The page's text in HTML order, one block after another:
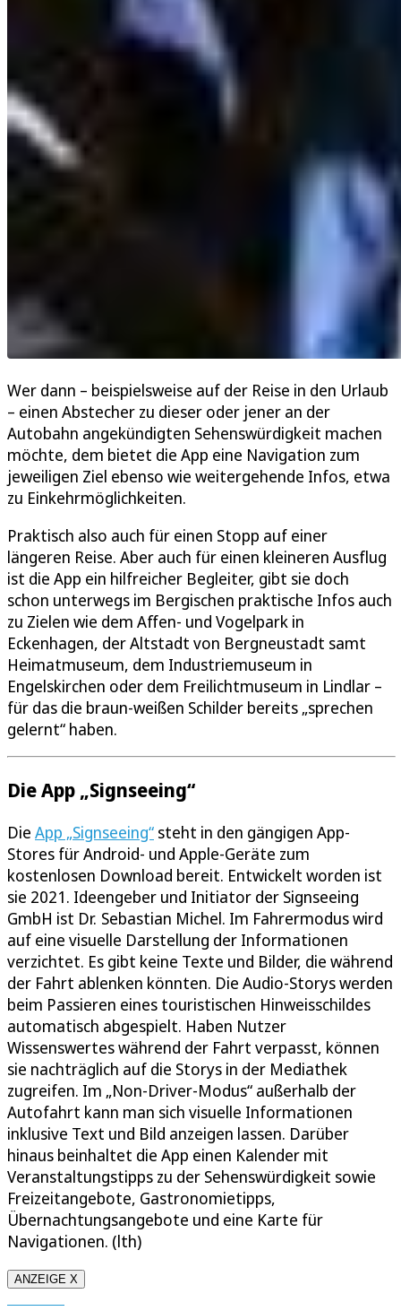
Wer dann – beispielsweise auf der Reise in den Urlaub
– einen Abstecher zu dieser oder jener an der
Autobahn angekündigten Sehenswürdigkeit machen
möchte, dem bietet die App eine Navigation zum
jeweiligen Ziel ebenso wie weitergehende Infos, etwa
zu Einkehrmöglichkeiten.
Praktisch also auch für einen Stopp auf einer
längeren Reise. Aber auch für einen kleineren Ausflug
ist die App ein hilfreicher Begleiter, gibt sie doch
schon unterwegs im Bergischen praktische Infos auch
zu Zielen wie dem Affen- und Vogelpark in
Eckenhagen, der Altstadt von Bergneustadt samt
Heimatmuseum, dem Industriemuseum in
Engelskirchen oder dem Freilichtmuseum in Lindlar –
für das die braun-weißen Schilder bereits „sprechen
gelernt“ haben.
Die App „Signseeing“
Die App „Signseeing“ steht in den gängigen App-
Stores für Android- und Apple-Geräte zum
kostenlosen Download bereit. Entwickelt worden ist
sie 2021. Ideengeber und Initiator der Signseeing
GmbH ist Dr. Sebastian Michel. Im Fahrermodus wird
auf eine visuelle Darstellung der Informationen
verzichtet. Es gibt keine Texte und Bilder, die während
der Fahrt ablenken könnten. Die Audio-Storys werden
beim Passieren eines touristischen Hinweisschildes
automatisch abgespielt. Haben Nutzer
Wissenswertes während der Fahrt verpasst, können
sie nachträglich auf die Storys in der Mediathek
zugreifen. Im „Non-Driver-Modus“ außerhalb der
Autofahrt kann man sich visuelle Informationen
inklusive Text und Bild anzeigen lassen. Darüber
hinaus beinhaltet die App einen Kalender mit
Veranstaltungstipps zu der Sehenswürdigkeit sowie
Freizeitangebote, Gastronomietipps,
Übernachtungsangebote und eine Karte für
Navigationen. (lth)
ANZEIGE X